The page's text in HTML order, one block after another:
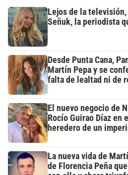
Lejos de la
Señuk, la periodista
Desde Punta Cana,
Martín Pepa y se
falta de lealtad ni de
El nuevo negocio de
Rocío Guirao Díaz en
heredero de un
La nueva vida de
de Florencia Peña